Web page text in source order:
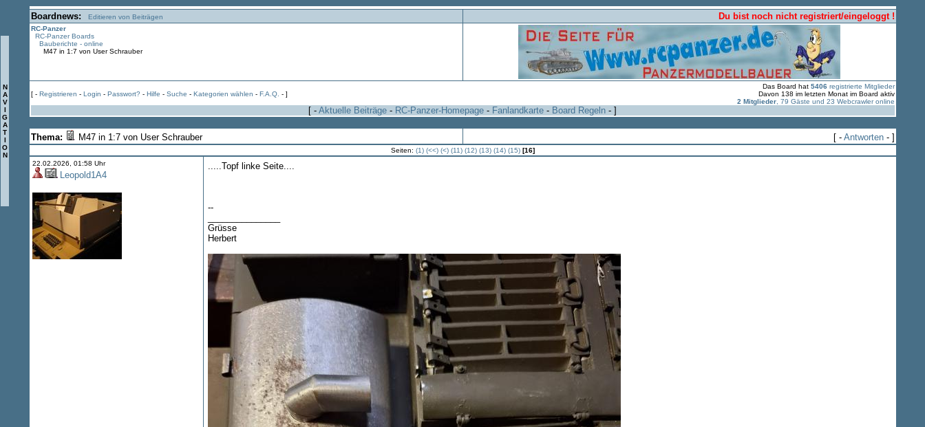
N
A
V
I
G
A
T
I
O
N
Boardnews: Editieren von Beiträgen Du bist noch nicht registriert/eingeloggt !
RC-Panzer
RC-Panzer Boards
Bauberichte - online
M47 in 1:7 von User Schrauber
[ - Registrieren - Login - Passwort? - Hilfe - Suche - Kategorien wählen - F.A.Q. - ]
Das Board hat 5406registrierte Mitglieder
Davon 138 im letzten Monat im Board aktiv
2 Mitglieder, 79 Gäste und 23 Webcrawler online
[ - Aktuelle Beiträge - RC-Panzer-Homepage - Fanlandkarte - Board Regeln - ]
Thema: M47 in 1:7 von User Schrauber [ - Antworten- ]
Seiten: (1) (<<) (<) (11) (12) (13) (14) (15) [16]
22.02.2026, 01:58 Uhr
Leopold1A4
.....Topf linke Seite....
--
Grüsse
Herbert